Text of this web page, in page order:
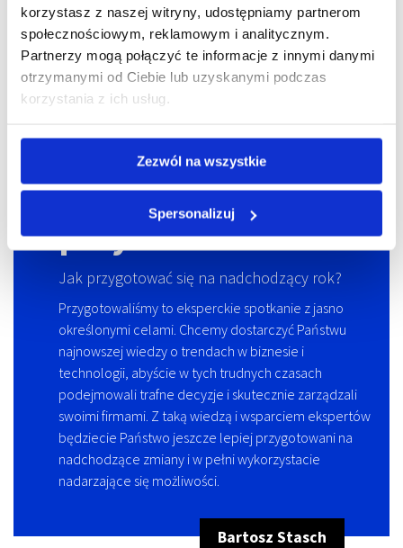
korzystasz z naszej witryny, udostępniamy partnerom
społecznościowym, reklamowym i analitycznym.
Partnerzy mogą połączyć te informacje z innymi danymi
otrzymanymi od Ciebie lub uzyskanymi podczas
korzystania z ich usług.
Zezwól na wszystkie
Spersonalizuj
Wyzwania
przyszłości
Jak przygotować się na nadchodzący rok?
Przygotowaliśmy to eksperckie spotkanie z jasno
określonymi celami. Chcemy dostarczyć Państwu
najnowszej wiedzy o trendach w biznesie i
technologii, abyście w tych trudnych czasach
podejmowali trafne decyzje i skutecznie zarządzali
swoimi firmami. Z taką wiedzą i wsparciem ekspertów
będziecie Państwo jeszcze lepiej przygotowani na
nadchodzące zmiany i w pełni wykorzystacie
nadarzające się możliwości.
Bartosz Stasch